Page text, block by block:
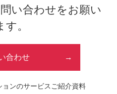
い合わせをお願い
す。
合わせ
ョンのサービスご紹介資料